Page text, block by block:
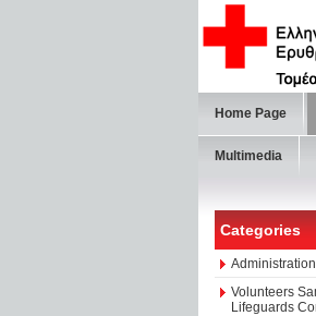
Home Page
Multimedia
Categories
Administration
Volunteers
Lifeguards